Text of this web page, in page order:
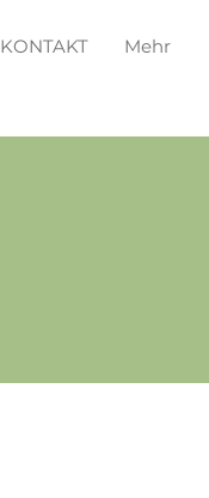
KONTAKT Mehr